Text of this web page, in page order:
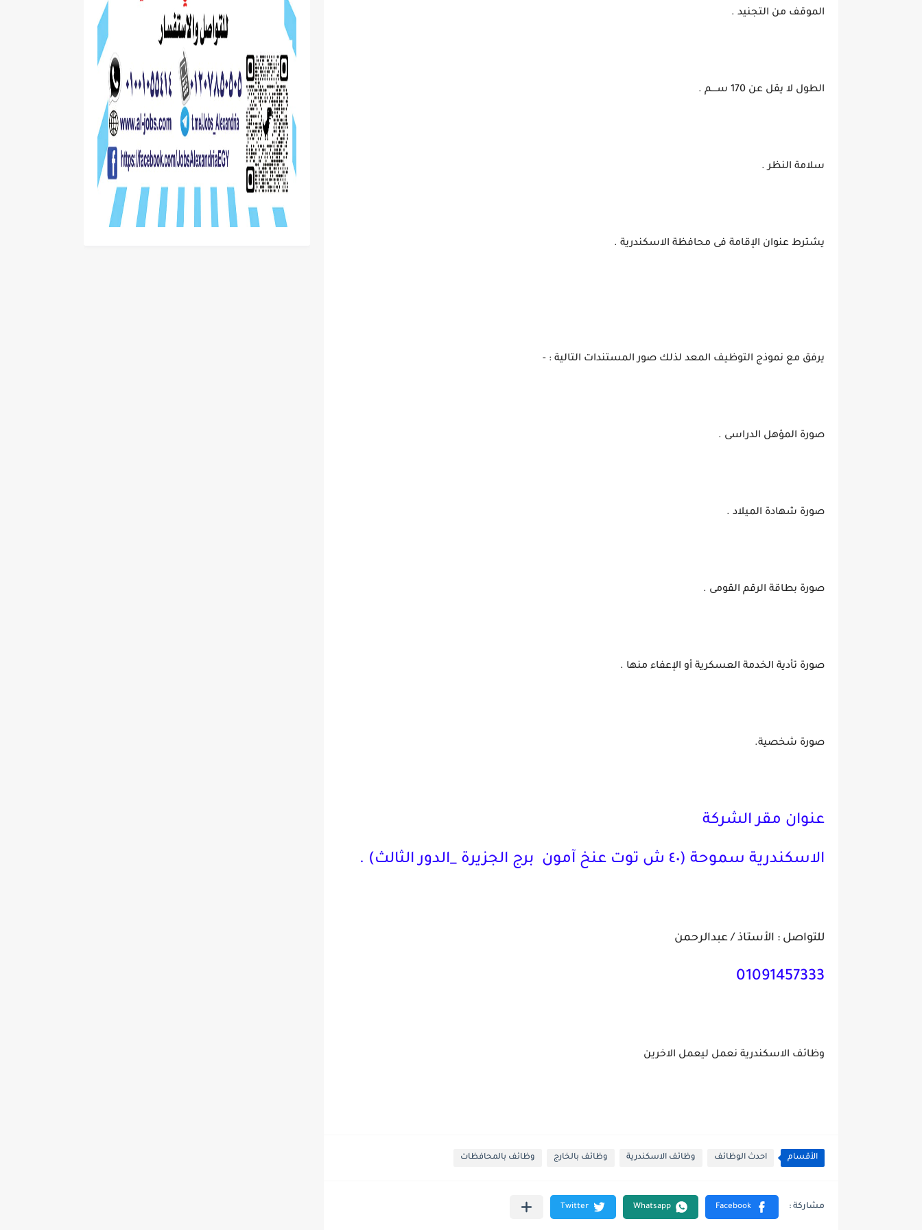
الموقف من التجنيد .
الطول لا يقل عن 170 ســــم .
سلامة النظر .
يشترط عنوان الإقامة فى محافظة الاسكندرية .
يرفق مع نموذج التوظيف المعد لذلك صور المستندات التالية : -
صورة المؤهل الدراسى .
صورة شهادة الميلاد .
صورة بطاقة الرقم القومى .
صورة تأدية الخدمة العسكرية أو الإعفاء منها .
صورة شخصية.
عنوان مقر الشركة
الاسكندرية سموحة (٤٠ ش توت عنخ آمون برج الجزيرة _الدور الثالث) .
للتواصل : الأستاذ / عبدالرحمن
01091457333
وظائف الاسكندرية نعمل ليعمل الاخرين
الأقسام احدث الوظائف وظائف الاسكندرية وظائف بالخارج وظائف بالمحافظات